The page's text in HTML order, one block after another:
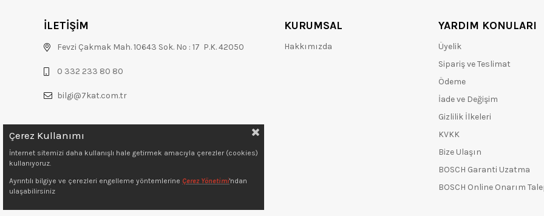
İLETİŞİM
Fevzi Çakmak Mah. 10643 Sok. No : 17 P.K. 42050
0 332 233 80 80
bilgi@7kat.com.tr
Copyright © 2022 7kat.com.tr
KURUMSAL
Hakkımızda
YARDIM KONULARI
Üyelik
Sipariş ve Teslimat
Ödeme
İade ve Değişim
Gizlilik İlkeleri
KVKK
Bize Ulaşın
BOSCH Garanti Uzatma
BOSCH Online Onarım
Çerez Kullanımı
İnternet sitemizi daha kullanışlı hale getirmek amacıyla çerezler (cookies)
kullanıyoruz.
Ayrıntılı bilgiye ve çerezleri engelleme yöntemlerine Çerez Yönetimi'ndan
ulaşabilirsiniz